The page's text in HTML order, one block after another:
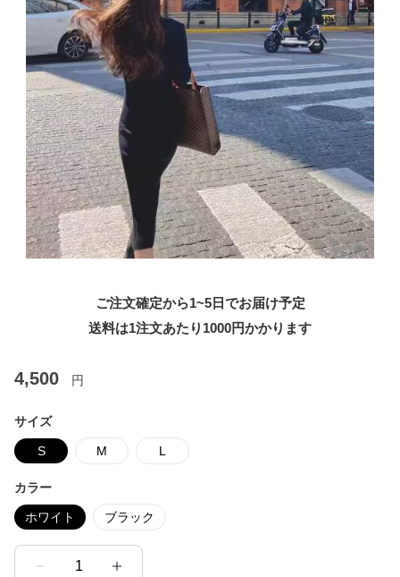
ご注文確定から1~5日でお届け予定
送料は1注文あたり 1000円かかります
4,500 円
サイズ
S M L
カラー
ホワイト ブラック
1